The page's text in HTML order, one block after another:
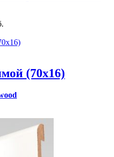
1
675 Руб.(70х16)